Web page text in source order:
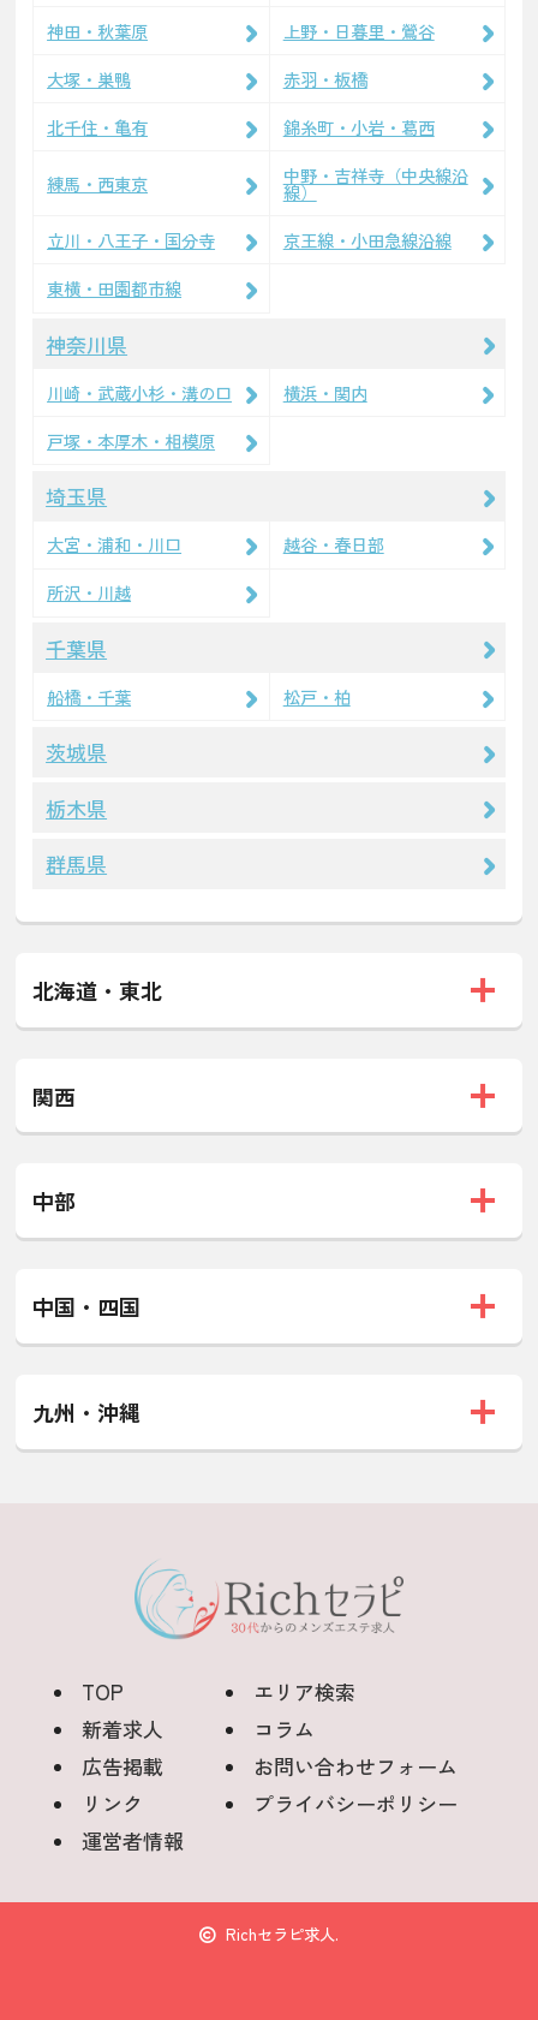
神田・秋葉原
上野・日暮里・鶯谷
大塚・巣鴨
赤羽・板橋
北千住・亀有
錦糸町・小岩・葛西
練馬・西東京 中野・吉祥寺（中央線沿
線）
立川・八王子・国分寺
京王線・小田急線沿線
東横・田園都市線
神奈川県
川崎・武蔵小杉・溝の口
横浜・関内
戸塚・本厚木・相模原
埼玉県
大宮・浦和・川口
越谷・春日部
所沢・川越
千葉県
船橋・千葉 松戸・柏
茨城県
栃木県
群馬県
北海道・東北
関西
中部
中国・四国
九州・沖縄
TOP
エリア検索
新着求人
コラム
広告掲載
お問い合わせフォーム
リンク
プライバシーポリシー
運営者情報
Richセラピ求人.